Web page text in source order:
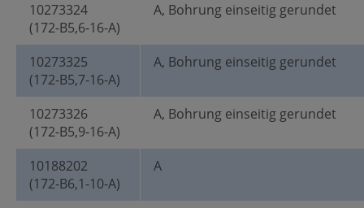
10273324
(172-B5,6-16-A)
A, Bohrung einseitig gerundet
10273325
(172-B5,7-16-A)
A, Bohrung einseitig gerundet
10273326
(172-B5,9-16-A)
A, Bohrung einseitig gerundet
10188202
(172-B6,1-10-A)
A